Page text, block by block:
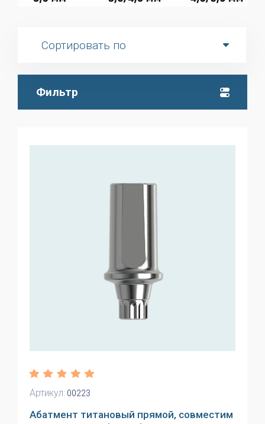
Фильтр
Сортировать по
Артикул: 00223
Абатмент титановый прямой, совместим